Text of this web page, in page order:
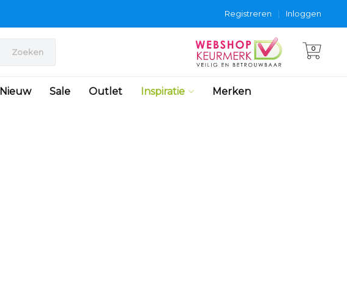
Inloggen
|
Registreren
Zoeken 0
Nieuw Sale Outlet Inspiratie Merken